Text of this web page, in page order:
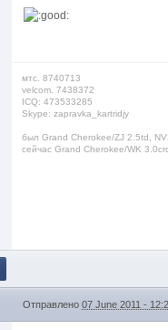
мтс. 8740713
velcom. 7438372
ICQ: 473533285
Skype: zapravka_kartridjy
был Grand Cherokee/ZJ 2.5td,
сейчас Grand Cherokee/WK
Отправлено07 June 2011 -